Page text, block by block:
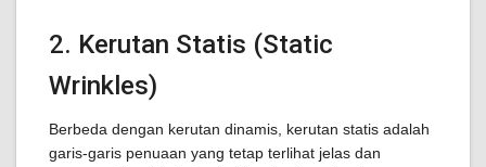
2. Kerutan Statis (Static
Wrinkles)
Berbeda dengan kerutan dinamis, kerutan statis adalah
garis-garis penuaan yang tetap terlihat jelas dan